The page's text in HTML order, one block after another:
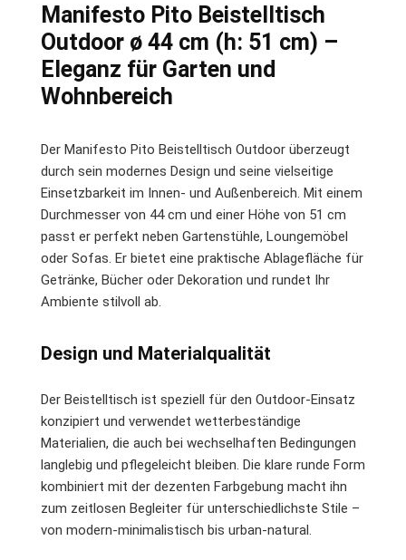
Manifesto Pito Beistelltisch
Outdoor ø 44 cm (h: 51 cm) –
Eleganz für Garten und
Wohnbereich
Der Manifesto Pito Beistelltisch Outdoor überzeugt
durch sein modernes Design und seine vielseitige
Einsetzbarkeit im Innen- und Außenbereich. Mit einem
Durchmesser von 44 cm und einer Höhe von 51 cm
passt er perfekt neben Gartenstühle, Loungemöbel
oder Sofas. Er bietet eine praktische Ablagefläche für
Getränke, Bücher oder Dekoration und rundet Ihr
Ambiente stilvoll ab.
Design und Materialqualität
Der Beistelltisch ist speziell für den Outdoor-Einsatz
konzipiert und verwendet wetterbeständige
Materialien, die auch bei wechselhaften Bedingungen
langlebig und pflegeleicht bleiben. Die klare runde Form
kombiniert mit der dezenten Farbgebung macht ihn
zum zeitlosen Begleiter für unterschiedlichste Stile –
von modern-minimalistisch bis urban-natural.